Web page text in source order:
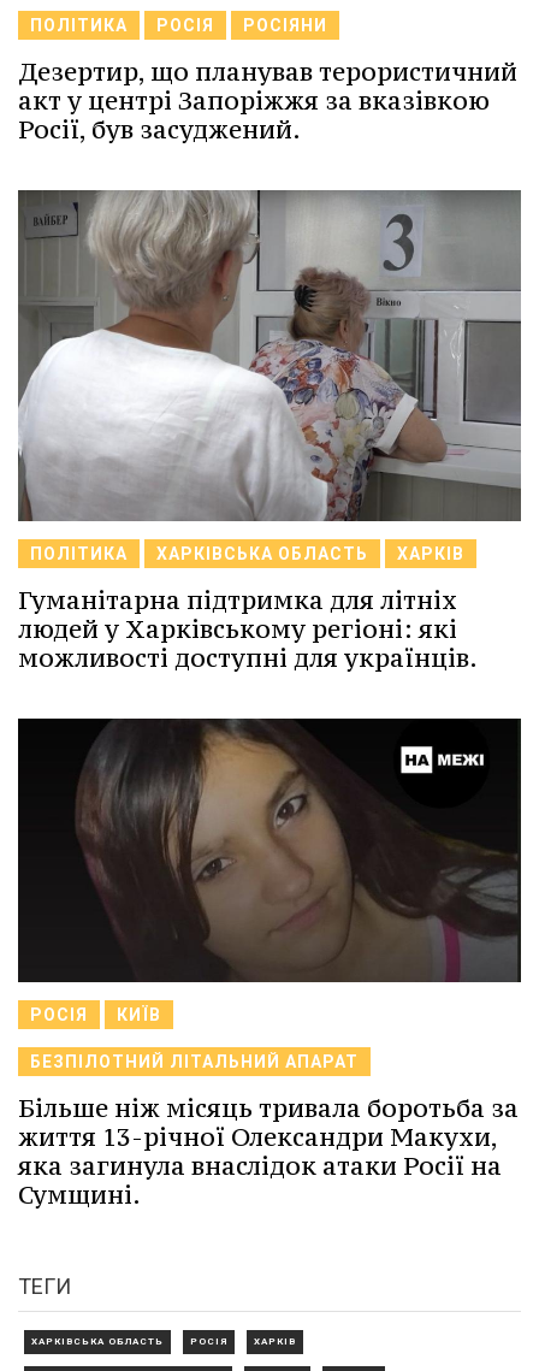
ПОЛІТИКА РОСІЯ РОСІЯНИ
Дезертир, що планував терористичний
акт у центрі Запоріжжя за вказівкою
Росії, був засуджений.
ПОЛІТИКА ХАРКІВСЬКА ОБЛАСТЬ ХАРКІВ
Гуманітарна підтримка для літніх
людей у Харківському регіоні: які
можливості доступні для українців.
РОСІЯ КИЇВ
БЕЗПІЛОТНИЙ ЛІТАЛЬНИЙ АПАРАТ
Більше ніж місяць тривала боротьба за
життя 13-річної Олександри Макухи,
яка загинула внаслідок атаки Росії на
Сумщині.
ТЕГИ
ХАРКІВСЬКА ОБЛАСТЬ РОСІЯ ХАРКІВ